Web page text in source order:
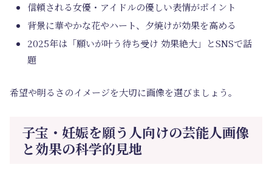
信頼される女優・アイドルの優しい表情がポイント
背景に華やかな花やハート、夕焼けが効果を高める
2025年は「願いが叶う待ち受け 効果絶大」とSNSで話
題
希望や明るさのイメージを大切に画像を選びましょう。
子宝・妊娠を願う人向けの芸能人画像
と効果の科学的見地